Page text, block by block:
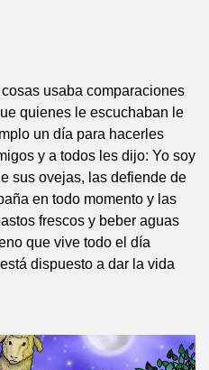
usaba comparaciones
quienes le escuchaban le
un día para hacerles
y a todos les dijo: Yo soy
sus ovejas, las defiende de
en todo momento y las
frescos y beber aguas
que vive todo el día
dispuesto a dar la vida